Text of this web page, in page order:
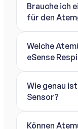
Brauche ich
für den
Welche
eSense
Wie genau
Sensor?
Können